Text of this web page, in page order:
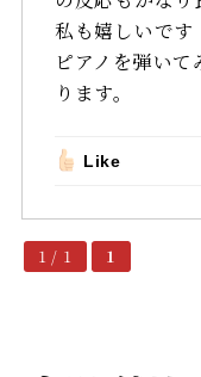
私も嬉しいです
ピアノを弾い
ります。
Like
1 / 1 1